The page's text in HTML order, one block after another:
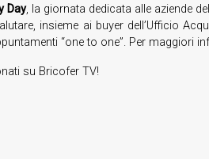
Day, la giornata dedicata alle aziende
insieme ai buyer dell’Ufficio
“one to one”. Per maggiori
su Bricofer TV!